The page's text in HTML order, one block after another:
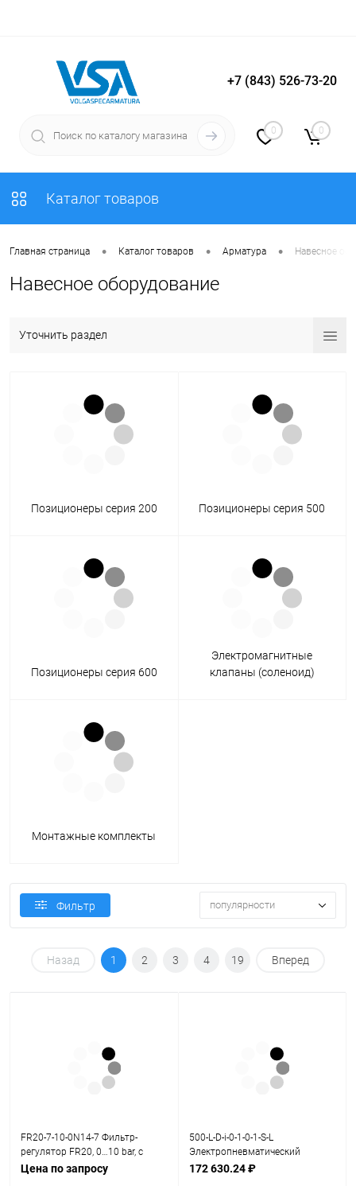
Вход Регистрация
+7 (843) 526-73-20
0 0
Каталог товаров
Главная страница • Каталог товаров • Арматура • Навесное
Навесное оборудование
Уточнить раздел
Позиционеры серия 200 Позиционеры серия 500
Позиционеры серия 600
Электромагнитные
клапаны (соленоид)
Монтажные комплекты
Фильтр популярности
Назад 1 2 3 4 19 Вперед
FR20-7-10-0N14-7 Фильтр-
регулятор FR20, 0…10 bar, с
манометром
Цена по запросу
500-L-D-i-0-1-0-1-S-L
Электропневматический
позиционер серия 500
172 630.24 ₽